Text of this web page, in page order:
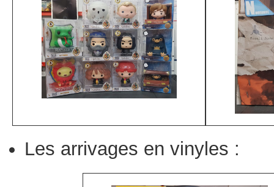
Les arrivages en vinyles :